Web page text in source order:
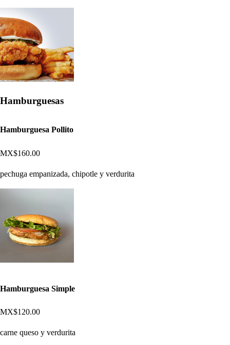
Hamburguesas
Hamburguesa Pollito
MX$160.00
pechuga empanizada, chipotle y verdurita
Hamburguesa Simple
MX$120.00
carne queso y verdurita